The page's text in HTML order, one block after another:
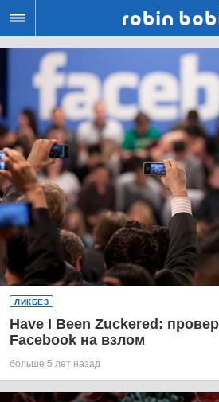
ЛИКБЕЗ
Have I Been Zuckered:
Facebook на взлом
больше 5 лет назад